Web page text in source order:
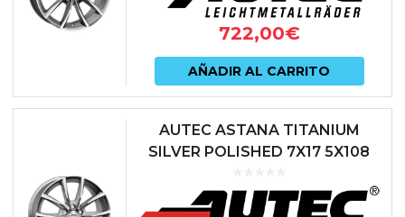
722,00€
AÑADIR AL CARRITO
AUTEC ASTANA TITANIUM
SILVER POLISHED 7X17 5X108